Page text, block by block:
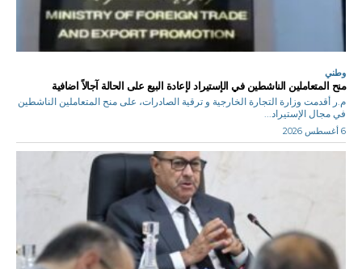
وطني
منح المتعاملين الناشطين في الإستيراد لإعادة البيع على الحالة آجالاً اضافية
م.ر أقدمت وزارة التجارة الخارجية و ترقية الصادرات، على منح المتعاملين الناشطين
في مجال الإستيراد...
6 أغسطس 2026